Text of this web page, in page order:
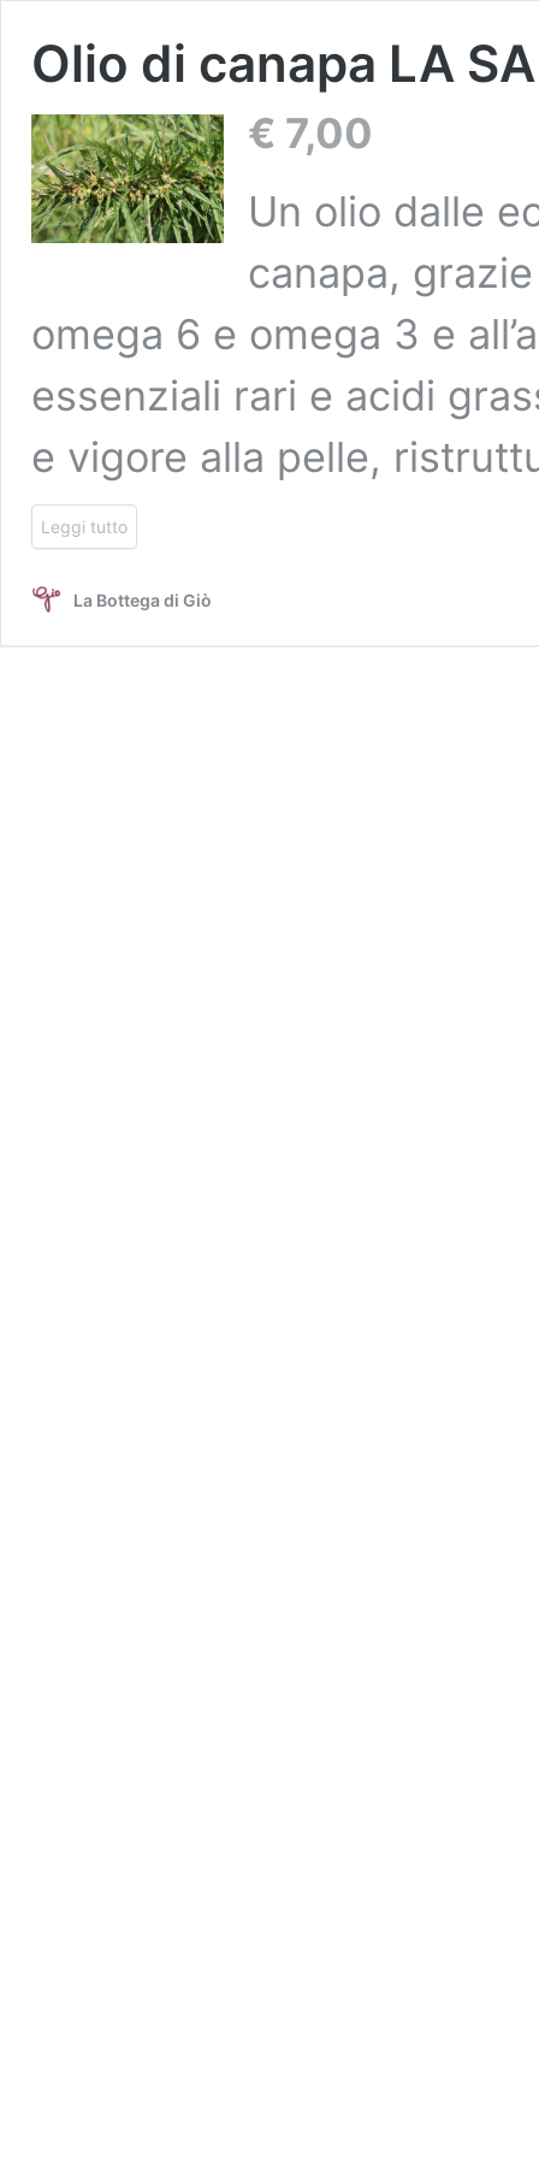
Olio di canapa LA
€ 7,00
Un olio dalle
canapa,
omega 6 e omega 3 e
essenziali rari e acidi
e vigore alla pelle,
Leggi tutto
La Bottega di Giò